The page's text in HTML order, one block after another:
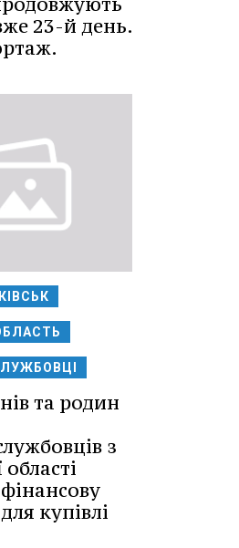
23-й день.
та родин
з
купівлі